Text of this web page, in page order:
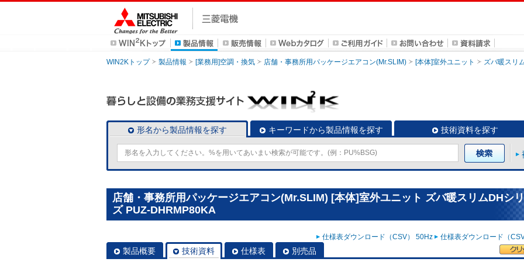
WIN2Kトップ 製品情報 [業務用]空調・換気 店舗・事務所用パッケージエアコン(Mr.SLIM) [本体]室外ユニット ズバ暖スリ
形名から製品情報を探す キーワードから製品情報を探す 技術資料を探す
店舗・事務所用パッケージエアコン(Mr.SLIM) [本体]室外ユニット ズバ暖スリムDHシ
ズ PUZ-DHRMP80KA
仕様表ダウンロード（CSV） 50Hz 仕様表ダウンロード（
製品概要 技術資料 仕様表 別売品